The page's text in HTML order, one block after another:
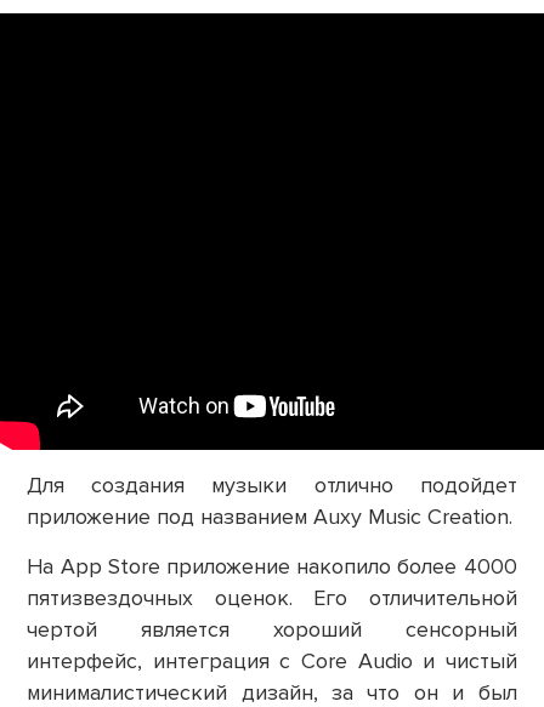
Для создания музыки отлично подойдет
приложение под названием Auxy Music Creation.
На App Store приложение накопило более 4000
пятизвездочных оценок. Его отличительной
чертой является хороший сенсорный
интерфейс, интеграция с Core Audio и чистый
минималистический дизайн, за что он и был